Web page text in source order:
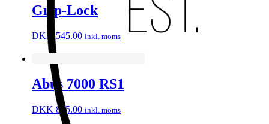
Grip-Lock
DKK545.00 inkl. moms
Abus 7000 RS1
DKK 895.00 inkl. moms